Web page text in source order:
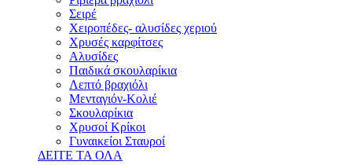
Σειρέ
Χειροπέδες- αλυσίδες χεριού
Χρυσές καρφίτσες
Αλυσίδες
Παιδικά σκουλαρίκια
Λεπτό βραχιόλι
Μενταγιόν-Κολιέ
Σκουλαρίκια
Χρυσοί Κρίκοι
Γυναικείοι Σταυροί
ΔΕΙΤΕ ΤΑ ΟΛΑ